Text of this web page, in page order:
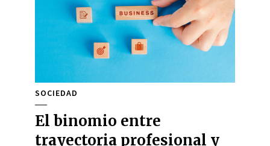
SOCIEDAD
El binomio entre
trayectoria profesional y